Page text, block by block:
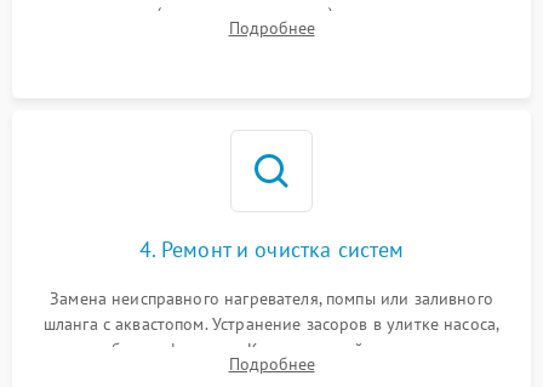
прессостата (датчика уровня воды), датчика мутности,
концевика дверцы и электронного модуля управления.
Подробнее
4. Ремонт и очистка систем
Замена неисправного нагревателя, помпы или заливного
шланга с аквастопом. Устранение засоров в улитке насоса,
патрубках и фильтрах. Компонентный ремонт платы
управления, восстановление поврежденной проводки.
Подробнее